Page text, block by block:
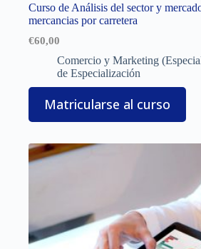
Curso de Análisis del sector y
mercancias por carretera
€60,00
Comercio y Marketing
de Especialización
Matricularse al curso